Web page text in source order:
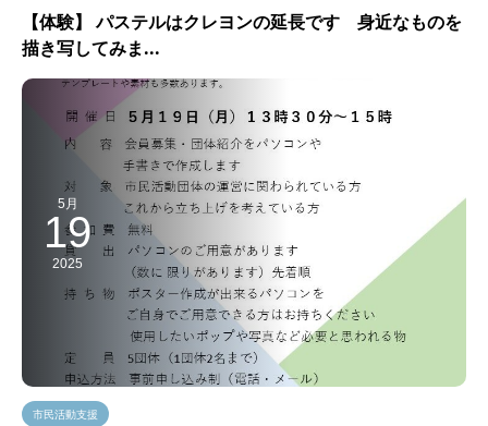
【体験】 パステルはクレヨンの延長です 身近なものを
描き写してみま...
5月
19
2025
市民活動支援